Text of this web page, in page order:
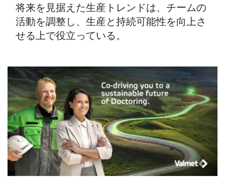
将来を見据えた生産トレンドは、チームの
活動を調整し、生産と持続可能性を向上さ
せる上で役立っている。